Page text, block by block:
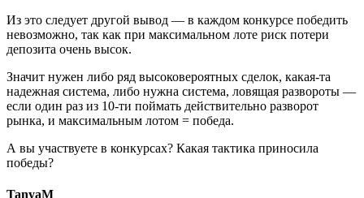
Из это следует другой вывод — в каждом конкурсе победить
невозможно, так как при максимальном лоте риск потери
депозита очень высок.
Значит нужен либо ряд высоковероятных сделок, какая-та
надежная система, либо нужна система, ловящая развороты —
если один раз из 10-ти поймать действительно разворот
рынка, и максимальным лотом = победа.
А вы участвуете в конкурсах? Какая тактика приносила
победы?
TanyaM